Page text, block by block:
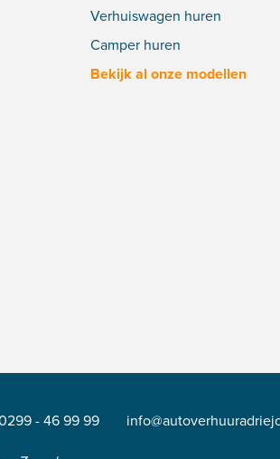
Verhuiswagen huren
Camper huren
Bekijk al onze modellen
- 46 99 99